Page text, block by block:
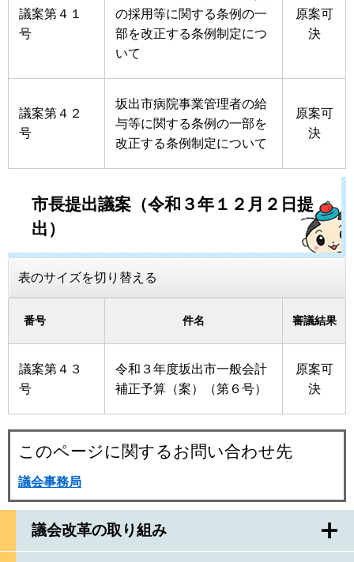
議会改革の取り組み
議案第４１
号
の採用等に関する条例の一
部を改正する条例制定につ
いて
原案可
決
議案第４２
号
坂出市病院事業管理者の給
与等に関する条例の一部を
改正する条例制定について
原案可
決
市長提出議案（令和３年１２月２日提
出）
表のサイズを切り替える
番号 件名 審議結果
議案第４３
号
令和３年度坂出市一般会計
補正予算（案）（第６号）
原案可
決
このページに関するお問い合わせ先
議会事務局